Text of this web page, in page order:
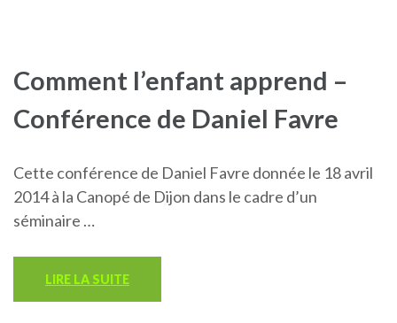
Comment l’enfant apprend –
Conférence de Daniel Favre
Cette conférence de Daniel Favre donnée le 18 avril
2014 à la Canopé de Dijon dans le cadre d’un
séminaire …
LIRE LA SUITE